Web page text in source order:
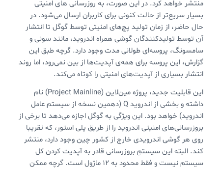
منتشر خواهد کرد. در این صورت، به روزرسانی های امنیتی
بسیار سریع‌تر از حالت کنونی برای کاربران ارسال می‌شود. در
حال حاضر، از زمان تولید پچ‌های امنیتی توسط گوگل تا انتشار
آن توسط تولیدکنندگان گوشی همراه اندروید، مانند سونی و
سامسونگ، پروسه‌ای طولانی مدت وجود دارد. گرچه طبق این
گزارش، این پروسه برای همه‌ی آپدیت‌ها از بین نمی‌رود، اما روند
انتشار بسیاری از آپدیت‌های امنیتی را کوتاه می‌کند.
این قابلیت جدید، پروژه مین‌لاین (Project Mainline) نام
داشته و بخشی از اندروید Q (دهمین نسخه از سیستم عامل
اندروید) خواهد بود. این ویژگی به گوگل اجازه می‌دهد تا برخی از
بروزرسانی‌های امنیتی اندروید را از طریق پلی استور، که تقریبا
روی هر گوشی اندرویدی خارج از کشور چین وجود دارد، منتشر
کند. البته این سیستمِ بروزرسانی قادر به آپدیت کردن کل
سیستم نیست و فقط محدود به ۱۲ ماژول است. گرچه ممکن